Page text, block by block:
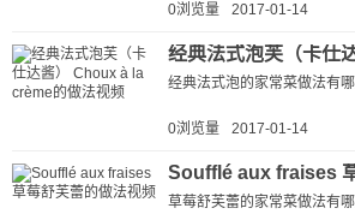
0浏览量 2017-01-14
经典法式泡芙（卡仕
经典法式泡的家常菜做法有
0浏览量 2017-01-14
Soufflé aux fraises
草莓舒芙蕾的家常菜做法有